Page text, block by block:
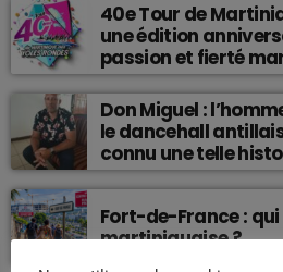
40e Tour de
une édition
passion et fierté
Don Miguel :
le dancehall
connu une telle
Fort-de-France :
martiniquaise ?